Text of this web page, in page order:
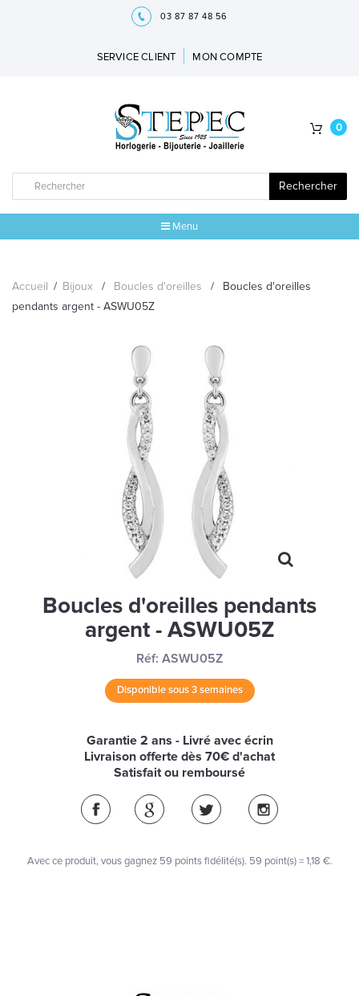
03 87 87 48 56
SERVICE CLIENT MON COMPTE
Rechercher
0
Menu
MARQUES
MONTRES
LES GEORGETTES
SWAROVSKI
BONNES AFFAIRES
CARTES CADEAUX
IDÉE CADEAUX
QUI SOMMES NOUS
Accueil / Bijoux / Boucles d'oreilles /
Boucles d'oreilles
pendants argent - ASWU05Z
Boucles d'oreilles pendants
argent - ASWU05Z
Réf: ASWU05Z
Disponible sous 3 semaines
Garantie 2 ans - Livré avec écrin
Livraison offerte dès 70€ d'achat
Satisfait ou remboursé
Avec ce produit, vous gagnez 59 points fidélité(s). 59 point(s) =1,18 €.